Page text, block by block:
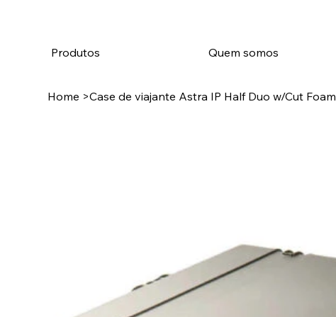
Produtos Quem somos
Home >Case de viajante Astra IP Half Duo w/Cut Foam